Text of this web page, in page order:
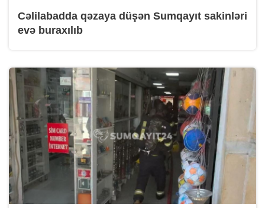
Cəlilabadda qəzaya düşən Sumqayıt sakinləri
evə buraxılıb